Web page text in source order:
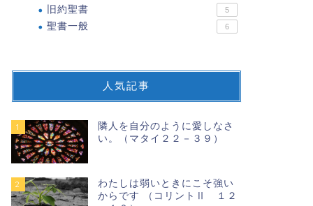
旧約聖書 5
聖書一般 6
人気記事
1
隣人を自分のように愛しなさ
い。（マタイ２２－３９）
2
わたしは弱いときにこそ強い
からです （コリントⅡ １２